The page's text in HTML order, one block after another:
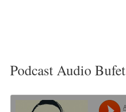
Podcast Audio Bufet